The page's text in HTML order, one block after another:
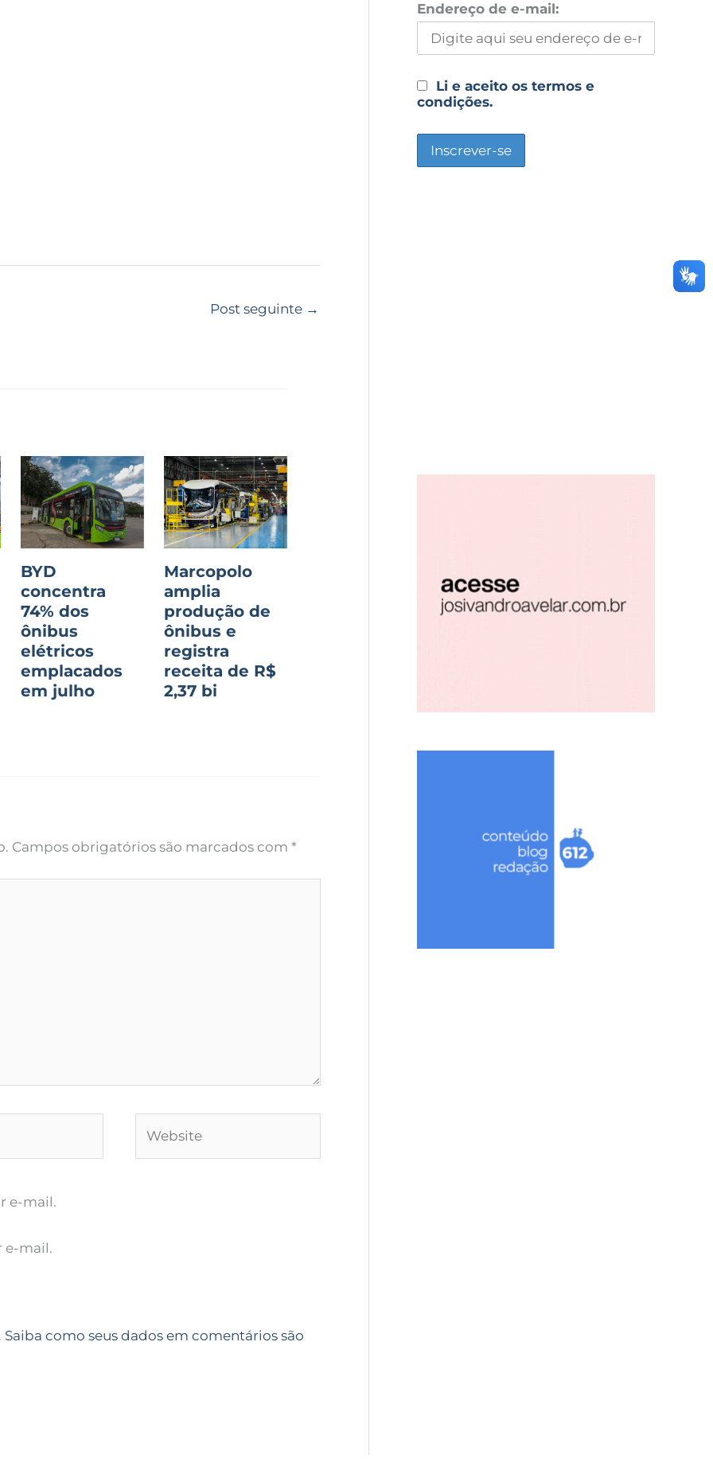
Post seguinte →
BYD
concentra
74% dos
ônibus
elétricos
emplacados
em julho
Marcopolo
amplia
produção de
ônibus e
registra
receita de R$
2,37 bi
Campos obrigatórios são marcados com *
e-mail.
e-mail.
Saiba como seus dados em comentários são
Endereço de e-mail:
Li e aceito os termos e
condições.